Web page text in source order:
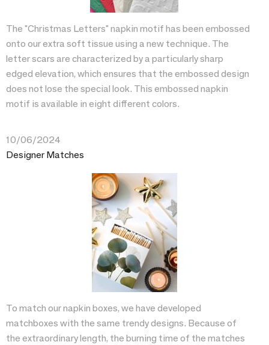
The "Christmas Letters" napkin motif has been embossed
onto our extra soft tissue using a new technique. The
letter scars are characterized by a particularly sharp
edged elevation, which ensures that the embossed design
does not lose the special look. This embossed napkin
motif is available in eight different colors.
10/06/2024
Designer Matches
To match our napkin boxes, we have developed
matchboxes with the same trendy designs. Because of
the extraordinary length, the burning time of the matches